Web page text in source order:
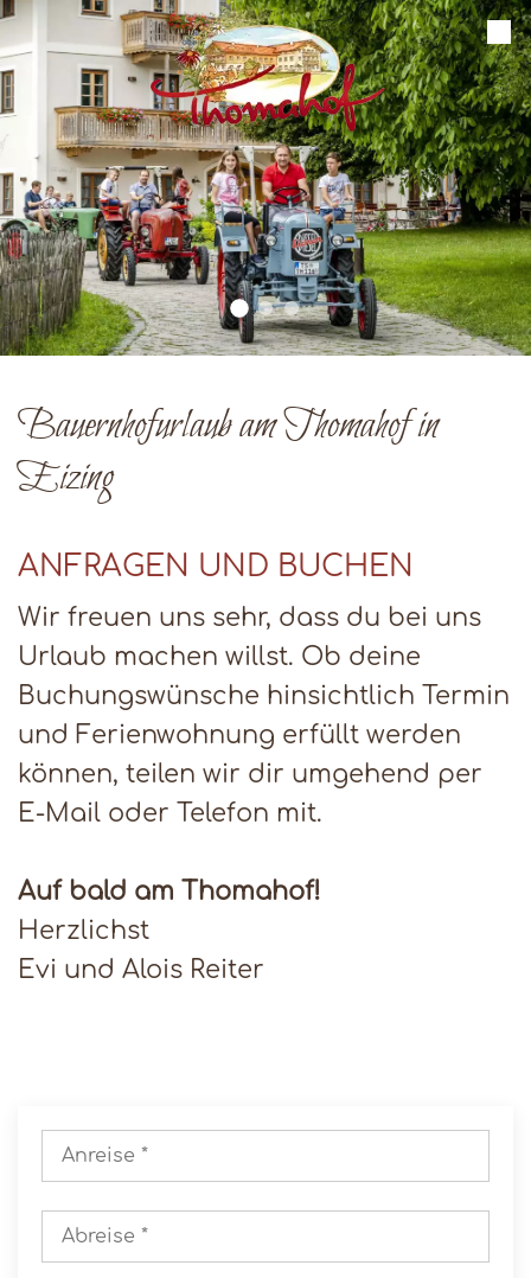
Bauernhofurlaub am Thomahof in
Eizing
ANFRAGEN UND BUCHEN
Wir freuen uns sehr, dass du bei uns
Urlaub machen willst. Ob deine
Buchungswünsche hinsichtlich Termin
und Ferienwohnung erfüllt werden
können, teilen wir dir umgehend per
E-Mail oder Telefon mit.
Auf bald am Thomahof!
Herzlichst
Evi und Alois Reiter